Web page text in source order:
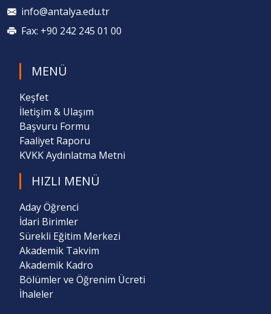
info@antalya.edu.tr
Fax: +90 242 245 01 00
MENÜ
Keşfet
İletişim & Ulaşım
Başvuru Formu
Faaliyet Raporu
KVKK Aydınlatma Metni
HIZLI MENÜ
Aday Öğrenci
İdari Birimler
Sürekli Eğitim Merkezi
Akademik Takvim
Akademik Kadro
Bölümler ve Öğrenim Ücreti
İhaleler